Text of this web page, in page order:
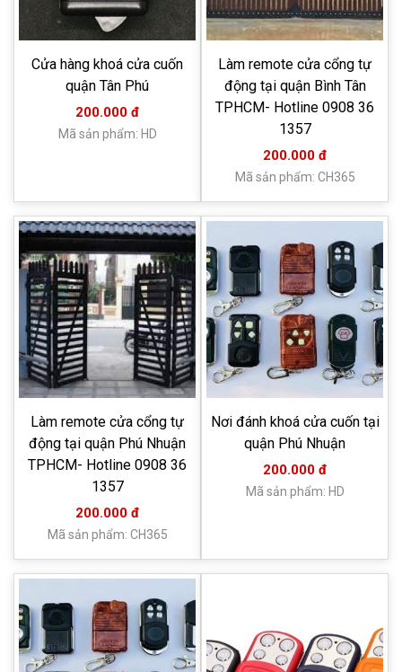
Cửa hàng khoá cửa cuốn
quận Tân Phú
200.000 đ
Mã sản phẩm: HD
Làm remote cửa cổng tự
động tại quận Bình Tân
TPHCM- Hotline 0908 36
1357
200.000 đ
Mã sản phẩm: CH365
Làm remote cửa cổng tự
động tại quận Phú Nhuận
TPHCM- Hotline 0908 36
1357
200.000 đ
Mã sản phẩm: CH365
Nơi đánh khoá cửa cuốn tại
quận Phú Nhuận
200.000 đ
Mã sản phẩm: HD